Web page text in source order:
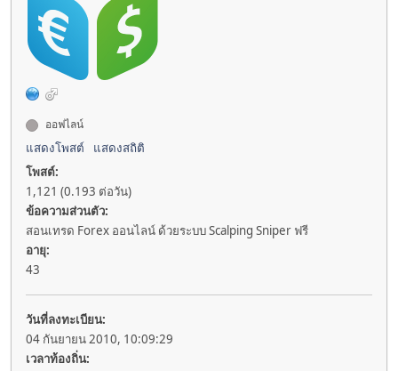
ออฟไลน์
แสดงโพสต์
แสดงสถิติ
โพสต์:
1,121 (0.193 ต่อวัน)
ข้อความส่วนตัว:
สอนเทรด Forex ออนไลน์ ด้วยระบบ Scalping Sniper ฟรี
อายุ:
43
วันที่ลงทะเบียน:
04 กันยายน 2010, 10:09:29
เวลาท้องถิ่น: